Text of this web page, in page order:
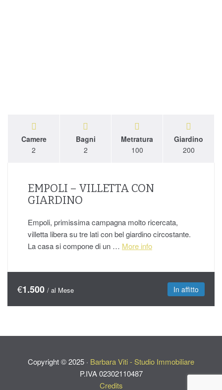
Camere
2
Bagni
2
Metratura
100
Giardino
200
EMPOLI – VILLETTA CON
GIARDINO
Empoli, primissima campagna molto ricercata,
villetta libera su tre lati con bel giardino circostante.
La casa si compone di un … More info
€1.500 / al Mese In affitto
Copyright ©2025 · Barbara Viti - Studio Immobiliare
P.IVA 02302110487
Credits